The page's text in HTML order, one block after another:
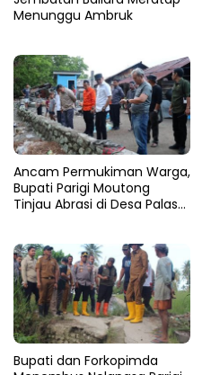
Menunggu Ambruk
Ancam Permukiman Warga,
Bupati Parigi Moutong
Tinjau Abrasi di Desa Palasa
​Bupati dan Forkopimda